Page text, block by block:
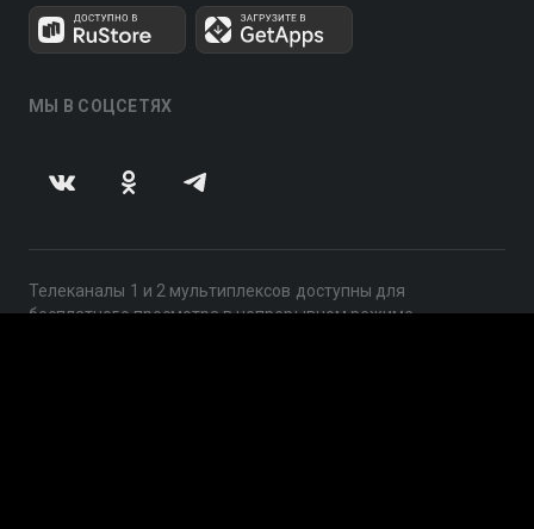
МЫ В СОЦСЕТЯХ
Телеканалы 1 и 2 мультиплексов доступны для
бесплатного просмотра в непрерывном режиме,